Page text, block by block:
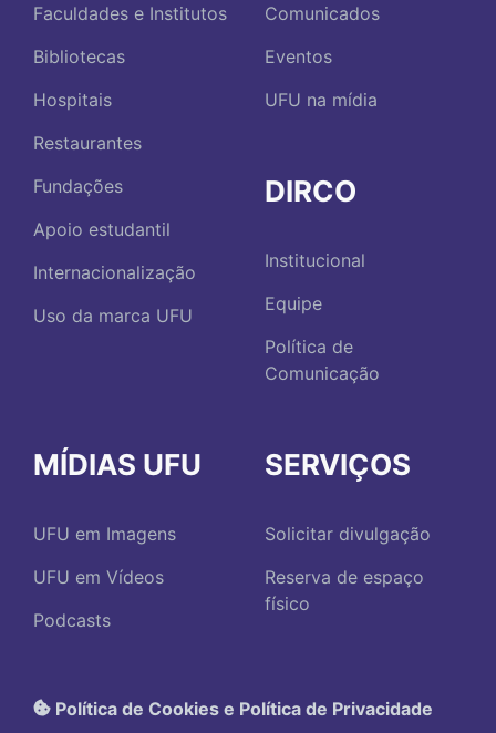
Faculdades e Institutos
Bibliotecas
Hospitais
Restaurantes
Fundações
Apoio estudantil
Internacionalização
Uso da marca UFU
Comunicados
Eventos
UFU na mídia
DIRCO
Institucional
Equipe
Política de
Comunicação
MÍDIAS UFU
UFU em Imagens
UFU em Vídeos
Podcasts
SERVIÇOS
Solicitar divulgação
Reserva de espaço
físico
Política de Cookies e Política de Privacidade